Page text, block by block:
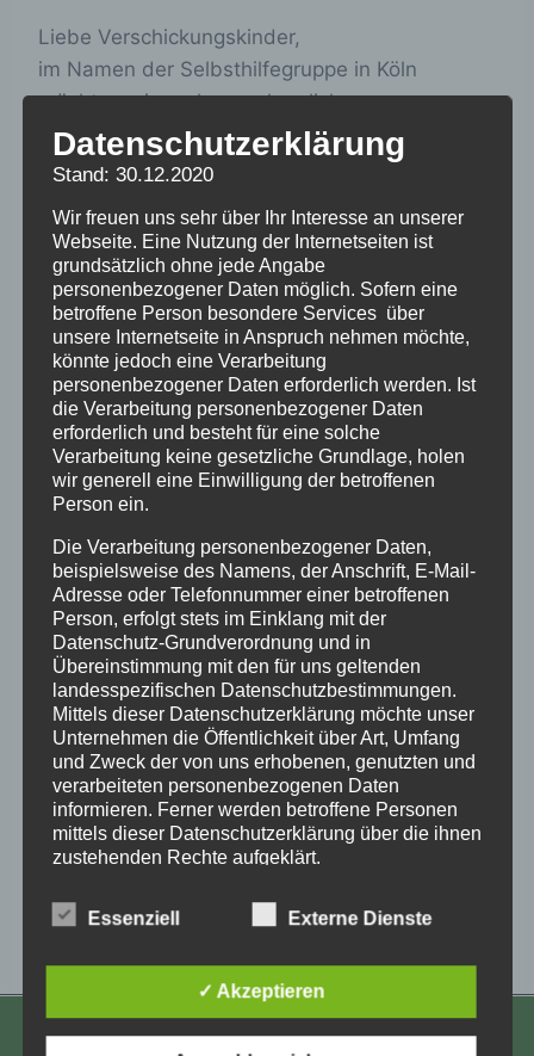
Liebe Verschickungskinder,
im Namen der Selbsthilfegruppe in Köln
möchten wir euch ganz herzlich zu unserem
Zoom-Treffen am Dienstag, den 20.04.2021
einladen.
Selbsthilfegruppe interessieren, also nicht nur
Kölner sondern auch Verschickungskinder, die
damals von Köln aus verschickt wurden und
andere Interessierte sind herzlich willkommen.
Anmeldung unter:
Verschickungskids.Koeln.NRW@gmx.deoder
ute-kur-verschickungskinder-nrw@outlook.de
Mit lieben Grüßen
Ute und Angelika
Zum Kalender hinzufügen
Veranstaltung-
Navigation
Sendereihe
Kinderverschickungen
Datenschutzerklärung
Stand: 30.12.2020
Wir freuen uns sehr über Ihr Interesse an unserer
Webseite. Eine Nutzung der Internetseiten ist
grundsätzlich ohne jede Angabe
personenbezogener Daten möglich. Sofern eine
betroffene Person besondere Services über
unsere Internetseite in Anspruch nehmen möchte,
könnte jedoch eine Verarbeitung
personenbezogener Daten erforderlich werden. Ist
die Verarbeitung personenbezogener Daten
erforderlich und besteht für eine solche
Verarbeitung keine gesetzliche Grundlage, holen
wir generell eine Einwilligung der betroffenen
Person ein.
Die Verarbeitung personenbezogener Daten,
beispielsweise des Namens, der Anschrift, E-Mail-
Adresse oder Telefonnummer einer betroffenen
Person, erfolgt stets im Einklang mit der
Datenschutz-Grundverordnung und in
Übereinstimmung mit den für uns geltenden
landesspezifischen Datenschutzbestimmungen.
Mittels dieser Datenschutzerklärung möchte unser
Unternehmen die Öffentlichkeit über Art, Umfang
und Zweck der von uns erhobenen, genutzten und
verarbeiteten personenbezogenen Daten
informieren. Ferner werden betroffene Personen
mittels dieser Datenschutzerklärung über die ihnen
zustehenden Rechte aufgeklärt.
Wir haben als für die Verarbeitung Verantwortlicher
zahlreiche technische und organisatorische
lückenlosen Schutz der über diese Internetseite
verarbeiteten personenbezogenen Daten
sicherzustellen. Dennoch können Internetbasierte
Datenübertragungen grundsätzlich
Essenziell Externe Dienste
✓ Akzeptieren